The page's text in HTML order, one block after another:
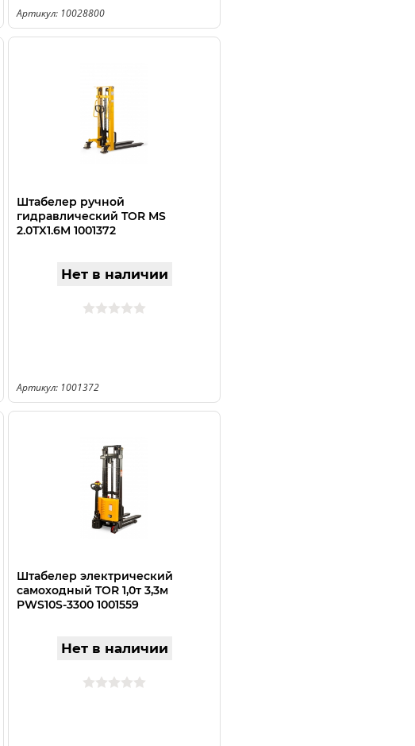
Артикул: 10028800
Штабелер ручной
гидравлический TOR MS
2.0TX1.6M 1001372
Нет в наличии
Артикул: 1001372
Штабелер электрический
самоходный TOR 1,0т 3,3м
PWS10S-3300 1001559
Нет в наличии